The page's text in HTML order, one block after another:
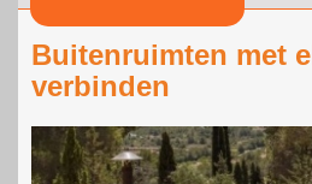
Buitenruimten met
verbinden